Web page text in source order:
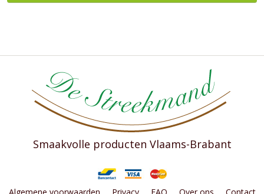
Smaakvolle producten Vlaams-Brabant